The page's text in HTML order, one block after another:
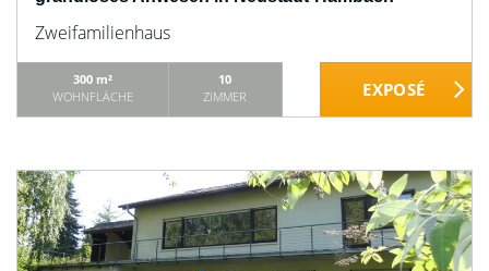
Zweifamilienhaus
300 m²
WOHNFLÄCHE
10
ZIMMER